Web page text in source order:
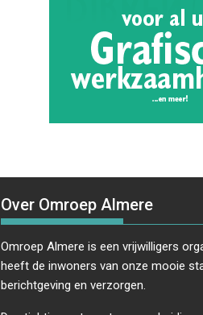
Over Omroep Almere
Omroep Almere is een vrijwilligers
heeft de inwoners van onze mooie
berichtgeving en verzorgen.